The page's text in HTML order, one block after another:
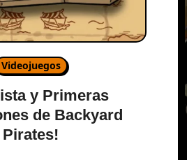
Videojuegos
y Primeras
de Backyard
Pirates!